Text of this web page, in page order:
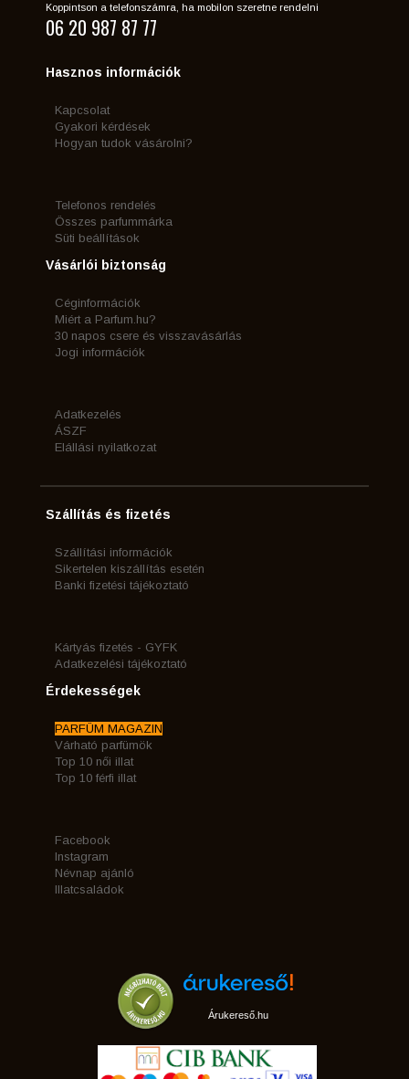
Koppintson a telefonszámra, ha mobilon szeretne rendelni
06 20 987 87 77
Hasznos információk
Kapcsolat
Gyakori kérdések
Hogyan tudok vásárolni?
Telefonos rendelés
Összes parfummárka
Süti beállítások
Vásárlói biztonság
Céginformációk
Miért a Parfum.hu?
30 napos csere és visszavásárlás
Jogi információk
Adatkezelés
ÁSZF
Elállási nyilatkozat
Szállítás és fizetés
Szállítási információk
Sikertelen kiszállítás esetén
Banki fizetési tájékoztató
Kártyás fizetés - GYFK
Adatkezelési tájékoztató
Érdekességek
PARFÜM MAGAZIN
Várható parfümök
Top 10 női illat
Top 10 férfi illat
Facebook
Instagram
Névnap ajánló
Illatcsaládok
Árukereső.hu